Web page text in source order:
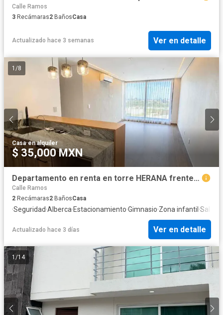
Calle Ramos
3 Recámaras2 BañosCasa
Actualizado hace 3 semanas Ver en detalle
1 /8
Casa·en alquiler
$ 35,000 MXN
Departamento en renta en torre HERANA frente a plaza mayor
Calle Ramos
2 Recámaras2 BañosCasa
·Seguridad·Alberca·Estacionamiento·Gimnasio·Zona infantil ·Sala
Actualizado hace 3 días Ver en detalle
1 /14